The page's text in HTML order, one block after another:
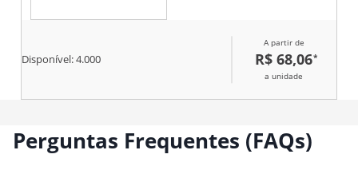
Disponível:4.000
A partir de
R$ 68,06*
a unidade
Perguntas Frequentes (FAQs)